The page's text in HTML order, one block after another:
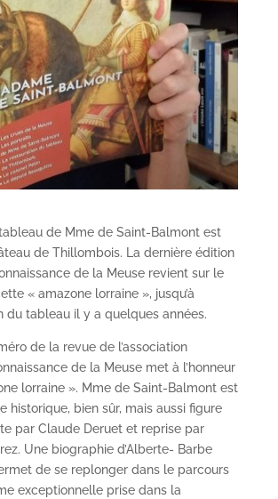
de Mme de Saint-Balmont est
de Thillombois. La dernière édition
de la Meuse revient sur le
« amazone lorraine », jusqu’à
du tableau il y a quelques années.
de la revue de l’association
de la Meuse met à l’honneur
lorraine ». Mme de Saint-Balmont est
historique, bien sûr, mais aussi figure
par Claude Deruet et reprise par
Une biographie d’Alberte- Barbe
de se replonger dans le parcours
exceptionnelle prise dans la